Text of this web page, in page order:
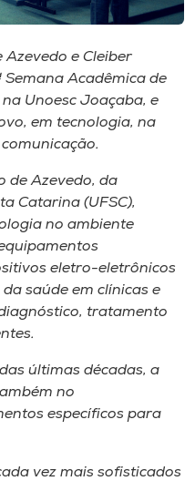
e Cleiber
Acadêmica de
Unoesc Joaçaba, e
em tecnologia, na
de Azevedo, da
Catarina (UFSC),
no ambiente
eletro-eletrônicos
saúde em clínicas e
tratamento
últimas décadas, a
no
específicos para
vez mais sofisticados